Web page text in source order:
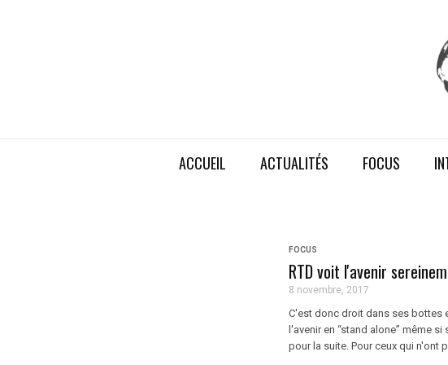
ACCUEIL ACTUALITÉS FOCUS
FOCUS
RTD voit l'avenir
8 novembre, 2017
C'est donc droit dans ses bottes
l'avenir en “stand alone” même
pour la suite. Pour ceux qui n'ont